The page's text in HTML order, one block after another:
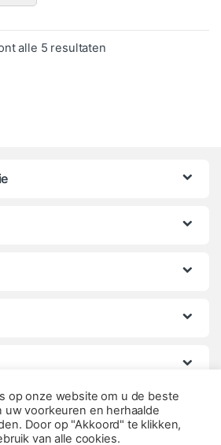
alle 5 resultatenGesorteerd op
op onze website om u de beste
uw voorkeuren en herhaalde
Door op "Akkoord" te klikken,
van alle cookies.